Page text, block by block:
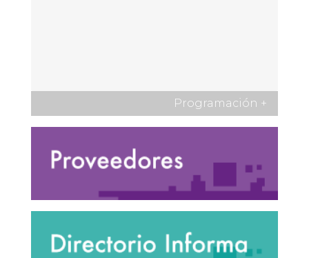
Programación +